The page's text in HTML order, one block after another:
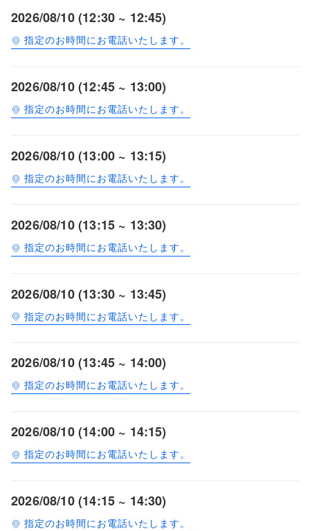
2026/08/10 (12:30 ~ 12:45)
指定のお時間にお電話いたします。
2026/08/10 (12:45 ~ 13:00)
指定のお時間にお電話いたします。
2026/08/10 (13:00 ~ 13:15)
指定のお時間にお電話いたします。
2026/08/10 (13:15 ~ 13:30)
指定のお時間にお電話いたします。
2026/08/10 (13:30 ~ 13:45)
指定のお時間にお電話いたします。
2026/08/10 (13:45 ~ 14:00)
指定のお時間にお電話いたします。
2026/08/10 (14:00 ~ 14:15)
指定のお時間にお電話いたします。
2026/08/10 (14:15 ~ 14:30)
指定のお時間にお電話いたします。